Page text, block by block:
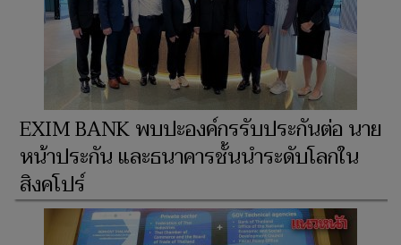
EXIM BANK พบปะองค์กรรับประกันต่อ นาย
หน้าประกัน และธนาคารชั้นนำระดับโลกใน
สิงคโปร์